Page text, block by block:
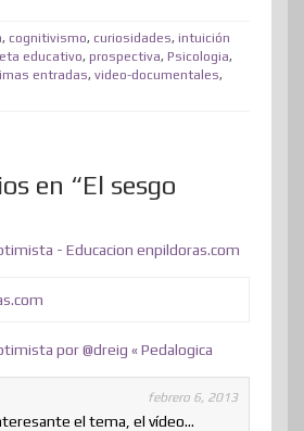
e
r
a
m
o
d
i
t
s
A
, cognitivismo, curiosidades, intuición
educativo, prospectiva, Psicologia,
entradas, video-documentales,
en “El sesgo
- Educacion enpildoras.com
por @dreig « Pedalogica
febrero 6, 2013
el tema, el vídeo…